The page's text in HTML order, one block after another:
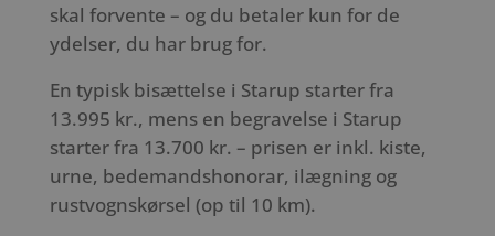
skal forvente – og du betaler kun for de
ydelser, du har brug for.
En typisk bisættelse i Starup starter fra
13.995 kr., mens en begravelse i Starup
starter fra 13.700 kr. – prisen er inkl. kiste,
urne, bedemandshonorar, ilægning og
rustvognskørsel (op til 10 km).